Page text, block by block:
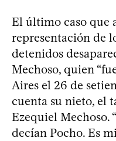
El último caso que
representación de
detenidos
Mechoso, quien
Aires el 26 de
cuenta su nieto, el
Ezequiel Mechoso.
decían Pocho. Es